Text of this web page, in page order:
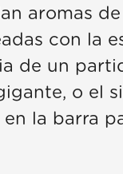
aromas
con la
de un
o el
la barra